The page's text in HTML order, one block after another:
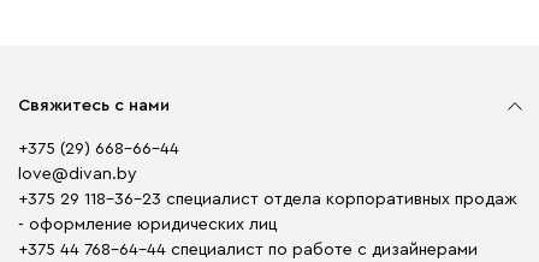
Свяжитесь с нами
+375 (29) 668-66-44
love@divan.by
+375 29 118-36-23 специалист отдела корпоративных продаж
- оформление юридических лиц
+375 44 768-64-44 специалист по работе с дизайнерами